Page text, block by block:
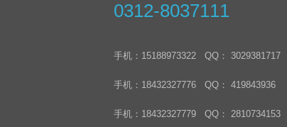
0312-8037111
手机：15188973322 QQ： 3029381717
手机：18432327776 QQ： 419843936
手机：18432327779 QQ： 2810734153